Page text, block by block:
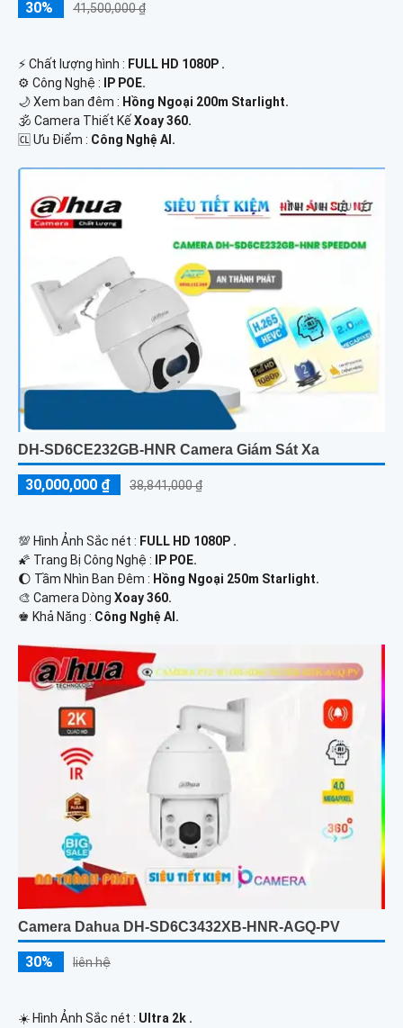
30% 41,500,000 ₫
️⚡ Chất lượng hình : FULL HD 1080P .
⚙ Công Nghệ :
IP POE.
🌙 Xem ban đêm : Hồng Ngoại 200m Starlight.
🕉️ Camera Thiết Kế Xoay 360.
️🆑 Ưu Điểm : Công Nghệ AI.
DH-SD6CE232GB-HNR Camera Giám Sát Xa
30,000,000 ₫ 38,841,000 ₫
💯 Hình Ảnh Sắc nét : FULL HD 1080P .
🌠 Trang Bị Công Nghệ :
IP POE.
🌔 Tầm Nhìn Ban Đêm : Hồng Ngoại 250m Starlight.
🎨 Camera Dòng Xoay 360.
️♚ Khả Năng : Công Nghệ AI.
Camera Dahua DH-SD6C3432XB-HNR-AGQ-PV
30% liên hệ
☀️ Hình Ảnh Sắc nét : Ultra 2k .